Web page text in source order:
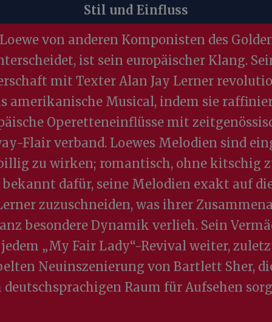
Stil und Einfluss
von anderen Komponisten des
ist sein europäischer Klang.
mit Texter Alan Jay Lerner
amerikanische Musical, indem sie
Operetteneinflüsse mit
Flair verband. Loewes Melodien sind
zu wirken; romantisch, ohne kitschig
bekannt dafür, seine Melodien exakt auf
zuzuschneiden, was ihrer
besondere Dynamik verlieh. Sein
„My Fair Lady“-Revival weiter,
Neuinszenierung von Bartlett Sher,
deutschsprachigen Raum für Aufsehen